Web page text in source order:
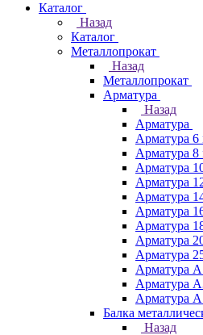
Каталог
Назад
Каталог
Металлопрокат
Назад
Металлопрокат
Арматура
Назад
Арматура
Арматура
Арматура
Арматура
Арматура
Арматура
Арматура
Арматура
Арматура
Арматура
Арматура
Арматура
Арматура
Балка
Назад